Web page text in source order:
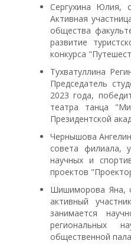
Сергухина Юлия,
Активная
общества
развитие
конкурса
Тухватуллина
Председатель
2023 года,
театра танца
Президентской
Чернышова
совета филиала,
научных и
проектов
Шишиморова Яна,
активный
занимается
региональных
общественной